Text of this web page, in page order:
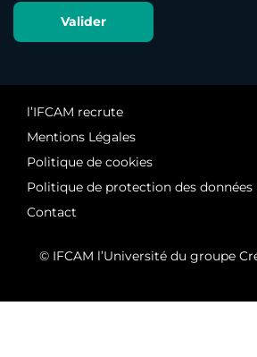
l’IFCAM recrute
Mentions Légales
Politique de cookies
Politique de protection des données
Contact
© IFCAM l’Université du groupe